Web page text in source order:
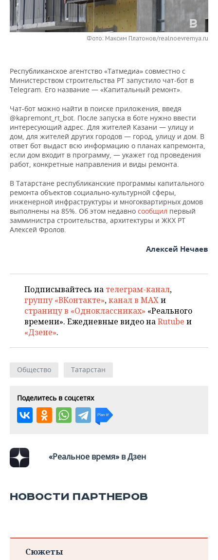
НЕФТЕХИМИЯ
НЕФТЬ
ЭНЕРГЕТИКА
РОЗНИЧНАЯ ТОРГОВЛЯ
НОВОСТИ ТЕХНОЛОГИЙ
ТЕЛЕКОММУНИКАЦИИ
МЕРОПРИЯТИЯ
НОВОСТИ МЕРОПРИЯТИЙ
БИЗНЕС-БРАНЧИ
ONLINE-КОНФЕРЕНЦИИ
ОТКРЫТАЯ ЛЕКЦИЯ
ФУТБОЛ
ХОККЕЙ
БАСКЕТБОЛ
ВОЛЕЙБОЛ
ФИГУРНОЕ КАТАНИЕ
ВОДНЫЕ ВИДЫ СПОРТА
НОВОСТИ ОБЩЕСТВА
ВЛАСТЬ
ИНФРАСТРУКТУРА
ИСТОРИЯ
МЕДИЦИНА
ОБРАЗОВАНИЕ
ФОТОГАЛЕРЕЯ
СЮЖЕТЫ
СПРАВОЧНИК
СПИСОК ПЕРСОН
ПОЛНАЯ ВЕРСИЯ
Фото: Максим Платонов/realnoevremya.ru
Республиканское агентство «Татмедиа» совместно с
Министерством строительства РТ запустило чат-бот в
Telegram. Его название — «Капитальный ремонт».
Чат-бот можно найти в поиске приложения, введя
@kapremont_rt_bot. После запуска в боте нужно ввести
интересующий адрес. Для жителей Казани — улицу и
дом, для жителей других городов — город, улицу и дом. В
ответ бот выдаст всю информацию о планах капремонта,
если дом входит в программу, — укажет год проведения
работ, конкретные направления и виды ремонта.
В Татарстане республиканские программы капитального
ремонта объектов социально-культурной сферы,
инженерной инфраструктуры и многоквартирных домов
выполнены на 85%. Об этом недавно сообщил первый
замминистра строительства, архитектуры и ЖКХ РТ
Алексей Фролов.
Алексей Нечаев
Подписывайтесь на телеграм-канал,
группу «ВКонтакте»,канал в MAXи
страницу в «Одноклассниках» «Реального
времени». Ежедневные видео наRutube и
«Дзене».
Общество Татарстан
Поделитесь в соцсетях
«Реальное время» в Дзен
НОВОСТИ ПАРТНЕРОВ
Сюжеты